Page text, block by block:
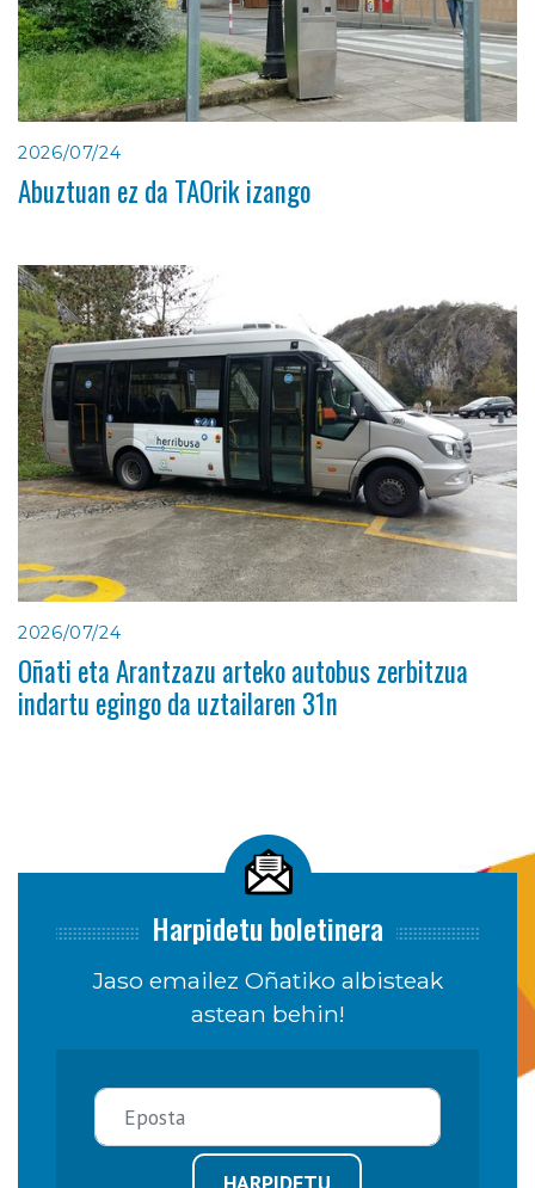
2026/07/24
Abuztuan ez da TAOrik izango
2026/07/24
Oñati eta Arantzazu arteko autobus zerbitzua
indartu egingo da uztailaren 31n
Harpidetu boletinera
Jaso emailez Oñatiko albisteak
astean behin!
HARPIDETU